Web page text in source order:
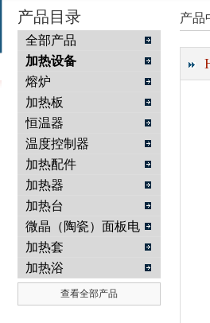
武汉提沃克科技有限公司
产品目录
全部产品
加热设备
熔炉
加热板
恒温器
温度控制器
加热配件
加热器
加热台
微晶（陶瓷）面板电
热板
加热套
加热浴
查看全部产品
产品